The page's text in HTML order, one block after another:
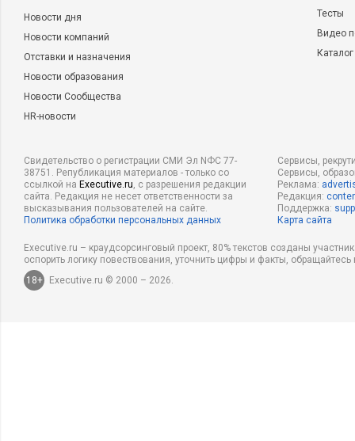
Новости дня
Новости компаний
Отставки и назначения
Новости образования
Новости Сообщества
HR-новости
Тесты
Видео
Свидетельство о регистрации СМИ Эл NФС 77-
38751. Републикация материалов - только со
ссылкой на Executive.ru, с разрешения редакции
сайта. Редакция не несет ответственности за
высказывания пользователей на сайте.
Политика обработки персональных данных
Сервисы,
Сервисы,
Реклама:
Редакция:
Поддержка:
Карта сайта
Executive.ru – краудсорсинговый проект, 80% текстов созданы
оспорить логику повествования, уточнить цифры и факты,
18+
Executive.ru © 2000 – 2026.